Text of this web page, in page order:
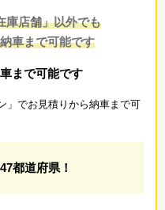
庫店舗」以外でも
車まで可能です
まで可能です
」でお見積りから納車まで可
都道府県！